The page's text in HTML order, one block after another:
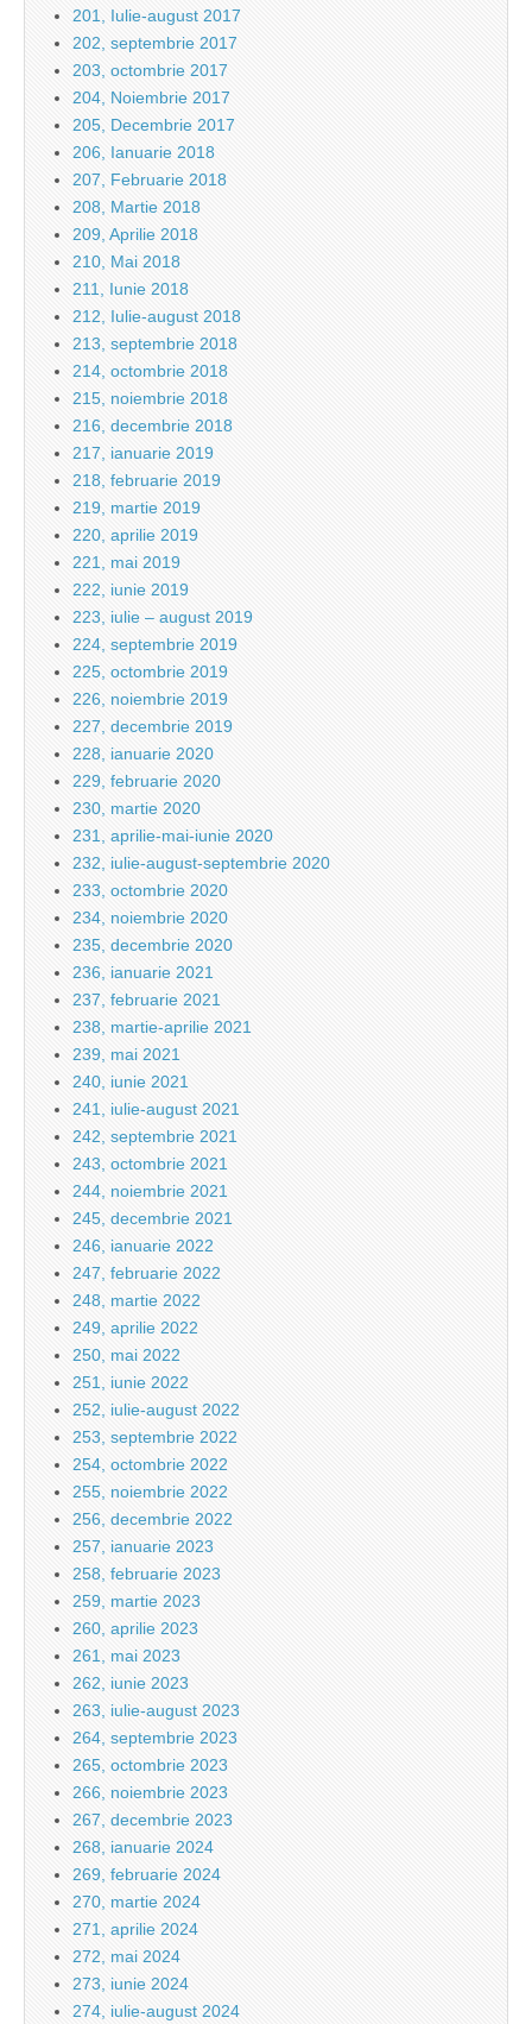
201, Iulie-august 2017
202, septembrie 2017
203, octombrie 2017
204, Noiembrie 2017
205, Decembrie 2017
206, Ianuarie 2018
207, Februarie 2018
208, Martie 2018
209, Aprilie 2018
210, Mai 2018
211, Iunie 2018
212, Iulie-august 2018
213, septembrie 2018
214, octombrie 2018
215, noiembrie 2018
216, decembrie 2018
217, ianuarie 2019
218, februarie 2019
219, martie 2019
220, aprilie 2019
221, mai 2019
222, iunie 2019
223, iulie – august 2019
224, septembrie 2019
225, octombrie 2019
226, noiembrie 2019
227, decembrie 2019
228, ianuarie 2020
229, februarie 2020
230, martie 2020
231, aprilie-mai-iunie 2020
232, iulie-august-septembrie 2020
233, octombrie 2020
234, noiembrie 2020
235, decembrie 2020
236, ianuarie 2021
237, februarie 2021
238, martie-aprilie 2021
239, mai 2021
240, iunie 2021
241, iulie-august 2021
242, septembrie 2021
243, octombrie 2021
244, noiembrie 2021
245, decembrie 2021
246, ianuarie 2022
247, februarie 2022
248, martie 2022
249, aprilie 2022
250, mai 2022
251, iunie 2022
252, iulie-august 2022
253, septembrie 2022
254, octombrie 2022
255, noiembrie 2022
256, decembrie 2022
257, ianuarie 2023
258, februarie 2023
259, martie 2023
260, aprilie 2023
261, mai 2023
262, iunie 2023
263, iulie-august 2023
264, septembrie 2023
265, octombrie 2023
266, noiembrie 2023
267, decembrie 2023
268, ianuarie 2024
269, februarie 2024
270, martie 2024
271, aprilie 2024
272, mai 2024
273, iunie 2024
274, iulie-august 2024